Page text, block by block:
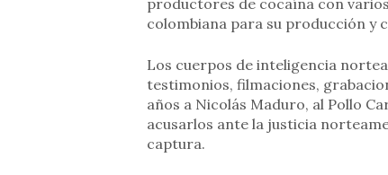
productores de cocaína con
colombiana para su producción y
Los cuerpos de inteligencia
testimonios, filmaciones,
años a Nicolás Maduro, al Pollo
acusarlos ante la justicia
captura.